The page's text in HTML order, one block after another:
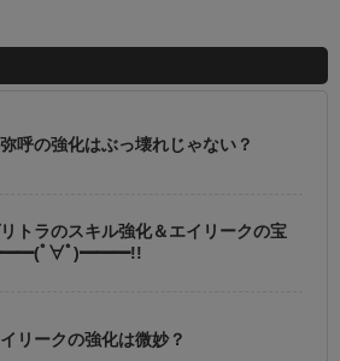
弥呼の強化はぶっ壊れじゃない？
リトラのスキル強化＆エイリークの宝
━━━(ﾟ∀ﾟ)━━━!!
イリークの強化は微妙？